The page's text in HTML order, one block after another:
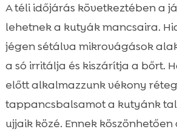
A téli időjárás következtében a
lehetnek a kutyák mancsaira.
jégen sétálva mikrovágások
a só irritálja és kiszárítja a bőrt.
előtt alkalmazzunk vékony réteg
tappancsbalsamot a kutyánk
ujjaik közé. Ennek köszönhetően